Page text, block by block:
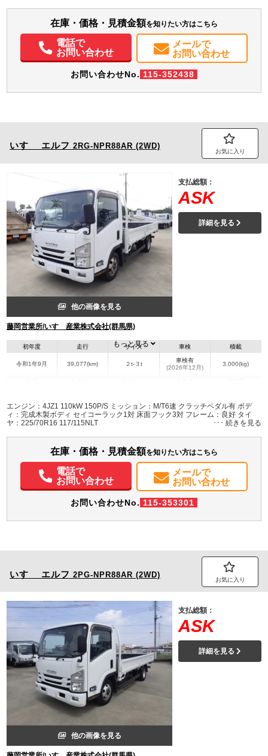
電動格納ミラー
エアサスシート ETC バックモニター ドラレコ
PMマフラー
Sリミッタ
在庫・価格・見積金額を知りたい方はこちら
電話で
お問い合わせ
メールで
お問い合わせ
お問い合わせNo. 115-352438
いすゞ エルフ 2RG-NPR88AR (2WD)
お気に入り
他の画像を見る
藤岡営業所/いすゞ産業株式会社(群馬県)
支払総額：
ASK
詳細を見る
初年度
令和1年9月
走行
39,077(km)
サイズ
２t-３t
車検
車検有
(2026年12月)
積載
3,000(kg)
群馬県
W:2,070
H:380
W:2,180
H:2,250
無
パワステ パワーウィンドウ ABS エアバッグ
集中ドアロック
電動格納ミラー
PMマフラー
もっと見る
エンジン：4JZ1 110kW 150P/S ミッション：M/T6速 クラッチペダル有 ボデ
ィ：完成木製ボディ セイコーラック1対 床面フック3対 フレーム：良好 タイ
ヤ：225/70R16 117/115NLT
在庫・価格・見積金額を知りたい方はこちら
電話で
お問い合わせ
メールで
お問い合わせ
お問い合わせNo. 115-353301
いすゞ エルフ 2PG-NPR88AR (2WD)
お気に入り
他の画像を見る
支払総額：
ASK
詳細を見る